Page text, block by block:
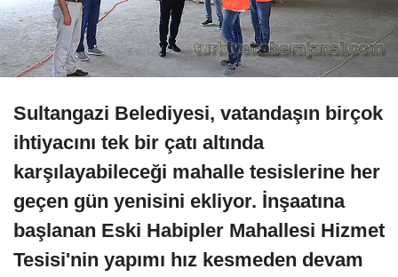
Sultangazi Belediyesi, vatandaşın birçok
ihtiyacını tek bir çatı altında
karşılayabileceği mahalle tesislerine her
geçen gün yenisini ekliyor. İnşaatına
başlanan Eski Habipler Mahallesi Hizmet
Tesisi'nin yapımı hız kesmeden devam